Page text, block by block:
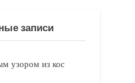
записи
узором из кос